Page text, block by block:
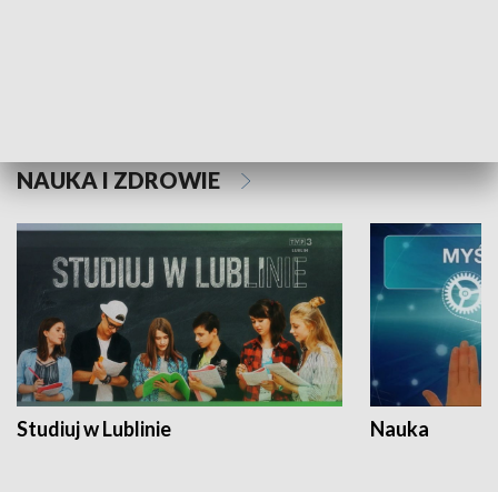
NAUKA I ZDROWIE
Studiuj w Lublinie Nauka